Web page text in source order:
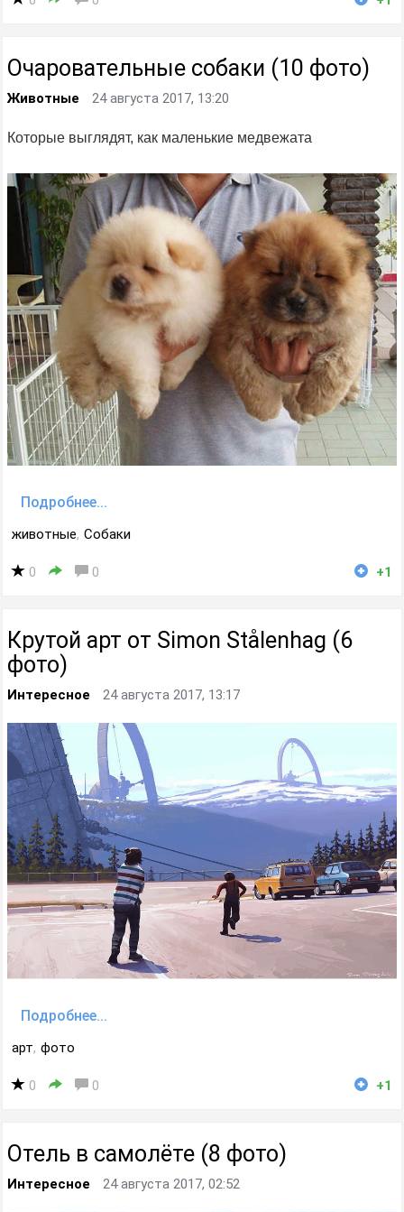
Очаровательные собаки (10 фото)
Животные 24 августа 2017, 13:20
Которые выглядят, как маленькие медвежата
Подробнее...
животные, Собаки
0 0 +1
Крутой арт от Simon Stålenhag (6
фото)
Интересное 24 августа 2017, 13:17
Подробнее...
арт, фото
0 0 +1
Отель в самолёте (8 фото)
Интересное 24 августа 2017, 02:52